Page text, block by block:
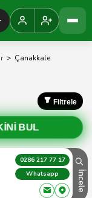
> Çanakkale
Filtrele
BUL
0286 217 77 17
Whatsapp
İncele